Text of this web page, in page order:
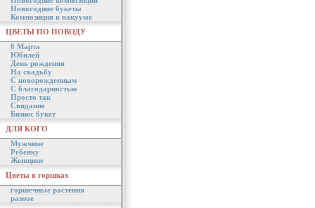
Новогодние букеты
Композиция в вакууме
ЦВЕТЫ ПО ПОВОДУ
8 Марта
Юбилей
День рождения
На свадьбу
С новорожденным
С благодарностью
Просто так
Свидание
Бизнес букет
ДЛЯ КОГО
Мужчине
Ребенку
Женщине
Цветы в горшках
горшечные растения
разное